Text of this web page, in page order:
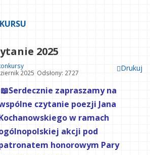
2025
Drukuj
2025 Odsłony: 2727
📖Serdecznie zapraszamy na
czytanie poezji Jana
w ramach
akcji pod
honorowym Pary